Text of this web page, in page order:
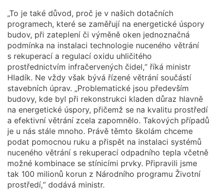
„To je také důvod, proč je v našich dotačních
programech, které se zaměřují na energetické úspory
budov, při zateplení či výměně oken jednoznačná
podmínka na instalaci technologie nuceného větrání
s rekuperací a regulací oxidu uhličitého
prostřednictvím infračervených čidel,“ říká ministr
Hladík. Ne vždy však bývá řízené větrání součástí
stavebních úprav. „Problematické jsou především
budovy, kde byl při rekonstrukci kladen důraz hlavně
na energetické úspory, přičemž se na kvalitu prostředí
a efektivní větrání zcela zapomnělo. Takových případů
je u nás stále mnoho. Právě těmto školám chceme
podat pomocnou ruku a přispět na instalaci systémů
nuceného větrání s rekuperací odpadního tepla včetně
možné kombinace se stínicími prvky. Připravili jsme
tak 100 milionů korun z Národního programu Životní
prostředí,“ dodává ministr.